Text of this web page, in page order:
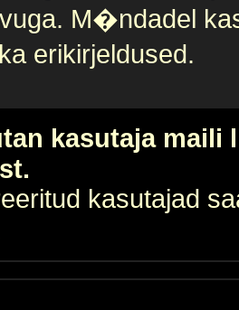
M�ndadel
erikirjeldused.
kasutaja
kasutajad